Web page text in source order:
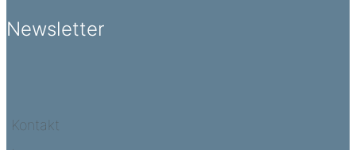
Newsletter
Kontakt